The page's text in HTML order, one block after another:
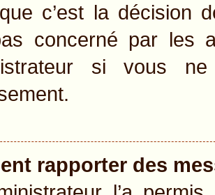
c’est la décision
concerné par les
si vous
rapporter des